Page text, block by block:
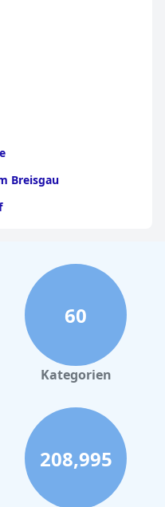
Breisgau
60
Kategorien
208,995